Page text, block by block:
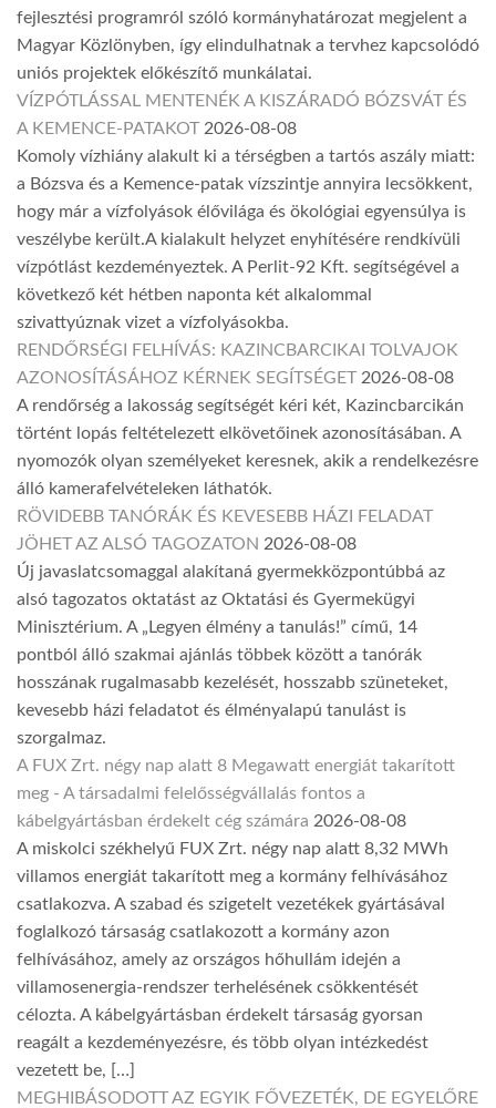
fejlesztési programról szóló kormányhatározat megjelent a
Magyar Közlönyben, így elindulhatnak a tervhez kapcsolódó
uniós projektek előkészítő munkálatai.
VÍZPÓTLÁSSAL MENTENÉK A KISZÁRADÓ BÓZSVÁT ÉS
A KEMENCE-PATAKOT 2026-08-08
Komoly vízhiány alakult ki a térségben a tartós aszály miatt:
a Bózsva és a Kemence-patak vízszintje annyira lecsökkent,
hogy már a vízfolyások élővilága és ökológiai egyensúlya is
veszélybe került.A kialakult helyzet enyhítésére rendkívüli
vízpótlást kezdeményeztek. A Perlit-92 Kft. segítségével a
következő két hétben naponta két alkalommal
szivattyúznak vizet a vízfolyásokba.
RENDŐRSÉGI FELHÍVÁS: KAZINCBARCIKAI TOLVAJOK
AZONOSÍTÁSÁHOZ KÉRNEK SEGÍTSÉGET 2026-08-08
A rendőrség a lakosság segítségét kéri két, Kazincbarcikán
történt lopás feltételezett elkövetőinek azonosításában. A
nyomozók olyan személyeket keresnek, akik a rendelkezésre
álló kamerafelvételeken láthatók.
RÖVIDEBB TANÓRÁK ÉS KEVESEBB HÁZI FELADAT
JÖHET AZ ALSÓ TAGOZATON 2026-08-08
Új javaslatcsomaggal alakítaná gyermekközpontúbbá az
alsó tagozatos oktatást az Oktatási és Gyermekügyi
Minisztérium. A „Legyen élmény a tanulás!” című, 14
pontból álló szakmai ajánlás többek között a tanórák
hosszának rugalmasabb kezelését, hosszabb szüneteket,
kevesebb házi feladatot és élményalapú tanulást is
szorgalmaz.
A FUX Zrt. négy nap alatt 8 Megawatt energiát takarított
meg - A társadalmi felelősségvállalás fontos a
kábelgyártásban érdekelt cég számára 2026-08-08
A miskolci székhelyű FUX Zrt. négy nap alatt 8,32 MWh
villamos energiát takarított meg a kormány felhívásához
csatlakozva. A szabad és szigetelt vezetékek gyártásával
foglalkozó társaság csatlakozott a kormány azon
felhívásához, amely az országos hőhullám idején a
villamosenergia-rendszer terhelésének csökkentését
célozta. A kábelgyártásban érdekelt társaság gyorsan
reagált a kezdeményezésre, és több olyan intézkedést
vezetett be, […]
MEGHIBÁSODOTT AZ EGYIK FŐVEZETÉK, DE EGYELŐRE